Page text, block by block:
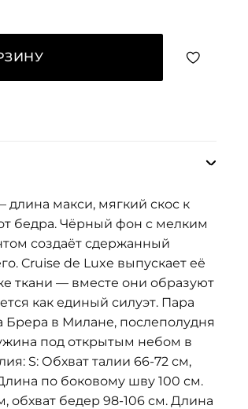
макси, мягкий скос к
бедра. Чёрный фон с мелким
создаёт сдержанный
Cruise de Luxe выпускает её
ткани — вместе они образуют
как единый силуэт. Пара
Брера в Милане, послеполудня
под открытым небом в
S: Обхват талии 66-72 см,
по боковому шву 100 см.
обхват бедер 98-106 см. Длина